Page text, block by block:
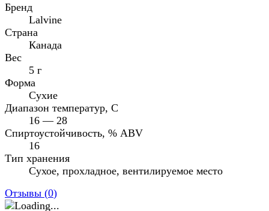
Бренд
Lalvine
Страна
Канада
Вес
5 г
Форма
Сухие
Диапазон температур, C
16 — 28
Спиртоустойчивость, % ABV
16
Тип хранения
Сухое, прохладное, вентилируемое место
Отзывы (0)